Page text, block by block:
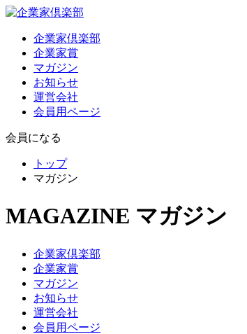
企業家倶楽部
企業家賞
マガジン
お知らせ
運営会社
会員用ページ
会員になる
トップ
マガジン
MAGAZINE マガジン
企業家倶楽部
企業家賞
マガジン
お知らせ
運営会社
会員用ページ